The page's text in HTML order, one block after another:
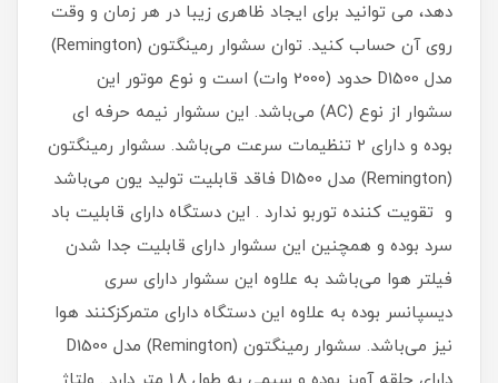
دهد، می توانید برای ایجاد ظاهری زیبا در هر زمان و وقت
روی آن حساب کنید. توان سشوار رمینگتون (Remington)
مدل D1500 حدود (2000 وات) است و نوع موتور این
سشوار از نوع (AC) می‌باشد. این سشوار نیمه حرفه ای
بوده و دارای 2 تنظیمات سرعت می‌باشد. سشوار رمینگتون
(Remington) مدل D1500 فاقد قابلیت تولید یون می‌باشد
و تقویت کننده توربو ندارد . این دستگاه دارای قابلیت باد
سرد بوده و همچنین این سشوار دارای قابلیت جدا شدن
فیلتر هوا می‌باشد به علاوه این سشوار دارای سری
دیسپانسر بوده به علاوه این دستگاه دارای متمرکزکنند هوا
نیز می‌باشد. سشوار رمینگتون (Remington) مدل D1500